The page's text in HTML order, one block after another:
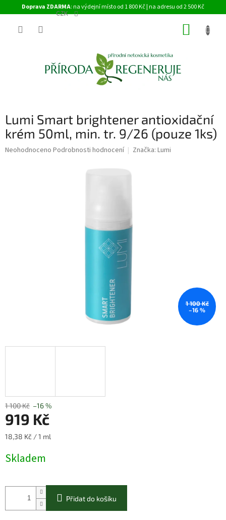
na
Doprava ZDARMA: na výdejní místo od 1 800 Kč | na adresu od 2 500 Kč
CZK
Lumi Smart brightener antioxidační
krém 50ml, min. tr. 9/26 (pouze 1ks)
Průměrné
Neohodnoceno Podrobnosti hodnocení Značka: Lumi
1 100 Kč
–16 %
1 100 Kč –16 %
919 Kč
Měrná
18,38 Kč / 1 ml
Skladem
Přidat do košíku